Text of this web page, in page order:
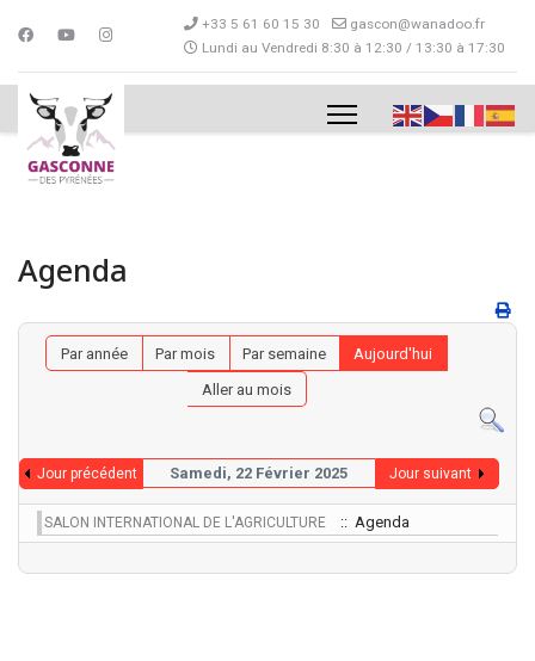
+33 5 61 60 15 30
gascon@wanadoo.fr
Lundi au Vendredi 8:30 à 12:30 / 13:30 à 17:30
Agenda
Par année Par mois Par semaine
Aujourd'hui
Aller au mois
Jour précédent Samedi, 22 Février 2025 Jour suivant
SALON INTERNATIONAL DE L'AGRICULTURE :: Agenda